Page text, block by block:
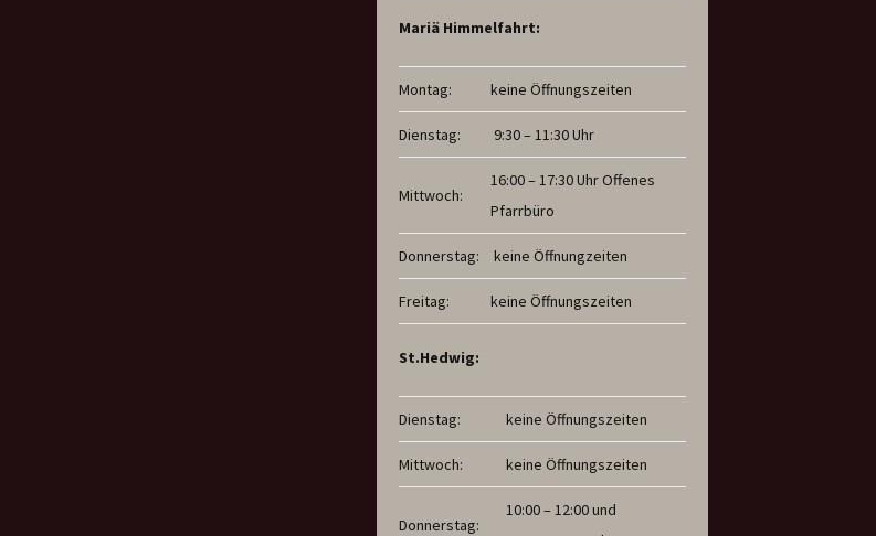
Mariä Himmelfahrt:
Montag: keine Öffnungszeiten
Dienstag: 9:30 – 11:30 Uhr
Mittwoch:
16:00 – 17:30 Uhr Offenes
Pfarrbüro
Donnerstag: keine Öffnungzeiten
Freitag: keine Öffnungszeiten
St.Hedwig:
Dienstag: keine Öffnungszeiten
Mittwoch: keine Öffnungszeiten
Donnerstag:
10:00 – 12:00 und